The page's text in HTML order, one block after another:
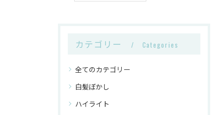
カテゴリー Categories
全てのカテゴリー
白髪ぼかし
ハイライト